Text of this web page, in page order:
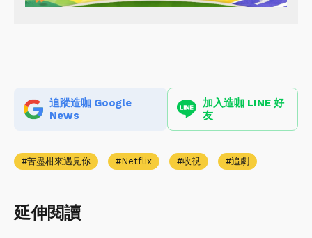
追蹤造咖 Google
News
加入造咖 LINE 好
友
苦盡柑來遇見你 Netflix 收視 追劇
延伸閱讀